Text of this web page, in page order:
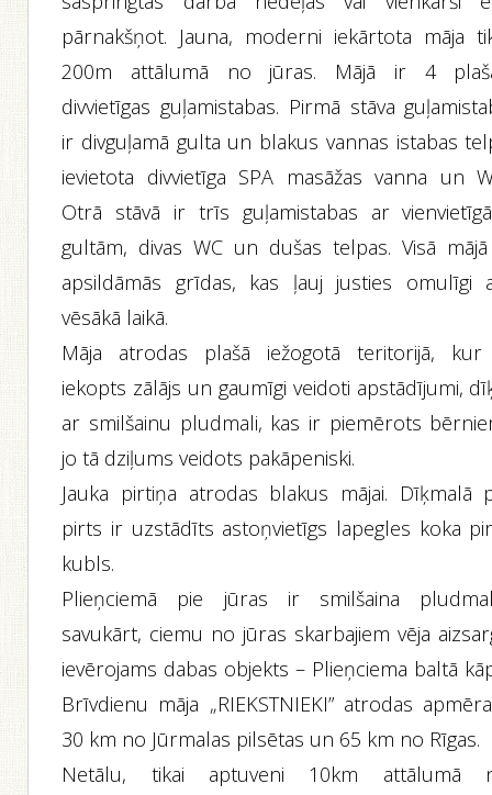
pārnakšņot. Jauna, moderni iekārtota māja
200m attālumā no jūras. Mājā ir 4
divvietīgas guļamistabas. Pirmā stāva
ir divguļamā gulta un blakus vannas istabas
ievietota divvietīga SPA masāžas vanna un
Otrā stāvā ir trīs guļamistabas ar
gultām, divas WC un dušas telpas. Visā
apsildāmās grīdas, kas ļauj justies omulīgi
vēsākā laikā.
Māja atrodas plašā iežogotā teritorijā,
iekopts zālājs un gaumīgi veidoti apstādījumi,
ar smilšainu pludmali, kas ir piemērots
jo tā dziļums veidots pakāpeniski.
Jauka pirtiņa atrodas blakus mājai. Dīķmalā
pirts ir uzstādīts astoņvietīgs lapegles koka
kubls.
Plieņciemā pie jūras ir smilšaina
savukārt, ciemu no jūras skarbajiem vēja
ievērojams dabas objekts – Plieņciema baltā
Brīvdienu māja „RIEKSTNIEKI” atrodas
30 km no Jūrmalas pilsētas un 65 km no Rīgas.
Netālu, tikai aptuveni 10km attālumā